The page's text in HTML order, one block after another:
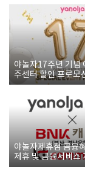
야놀자17주년 기념
주센터 할인 프로모
야놀자제휴점 금융
제휴 및 금융서비스